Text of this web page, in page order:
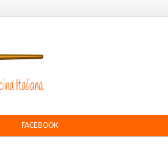
FACEBOOK